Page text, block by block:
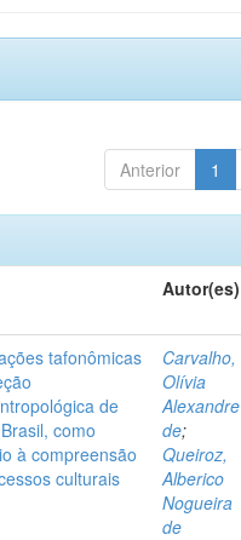
Anterior 1
Autor(es)
tafonômicas
de
como
à compreensão
culturais
Carvalho,
Olívia
Alexandre
de;
Queiroz,
Alberico
Nogueira
de